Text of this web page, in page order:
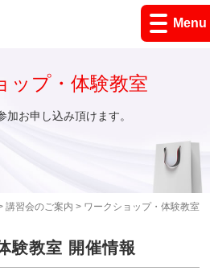
Menu
講習会のご案内 > ワークショップ・体験教室
ップ・体験教室
加お申し込み頂けます。
験教室 開催情報